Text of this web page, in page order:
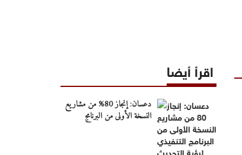
اقرأ أيضا
دعسان: إنجاز 80% من مشاريع
النسخة الأولى من البرنامج